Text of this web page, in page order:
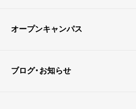
オープンキャンパス
ブログ・お知らせ